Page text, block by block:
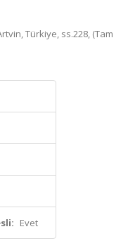
Türkiye, ss.228, (Tam
Evet